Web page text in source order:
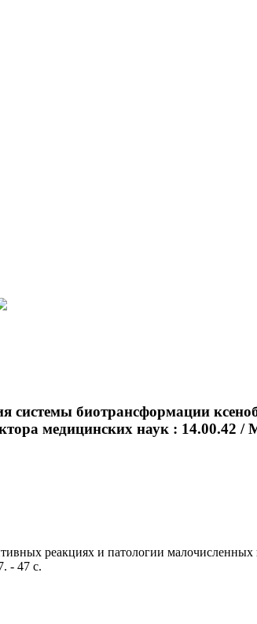
биотрансформации
медицинских наук : 14.00.42
реакциях и патологии малочисленных
- 47 с.